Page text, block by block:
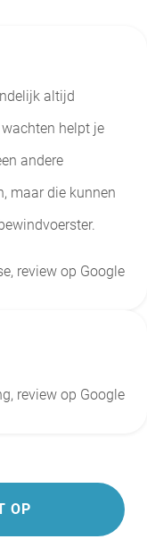
altijd
helpt je
andere
maar die kunnen
review op Google
review op Google
OP